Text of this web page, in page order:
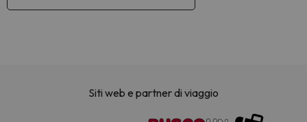
Siti web e partner di viaggio